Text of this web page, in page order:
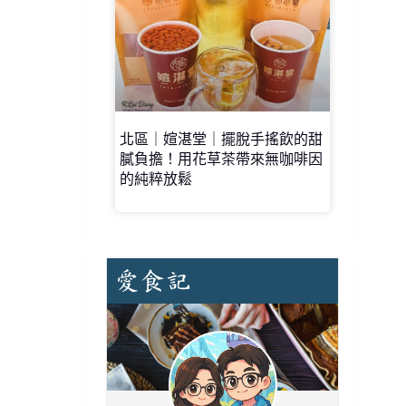
北區｜媗湛堂｜擺脫手搖飲的甜
膩負擔！用花草茶帶來無咖啡因
的純粹放鬆